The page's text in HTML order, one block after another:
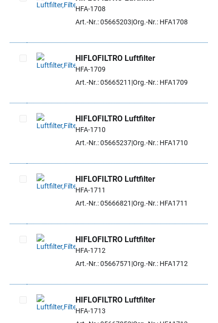
Artikel auswählen
HFA-1708
Art.-Nr.: 05665203 Org.-Nr.: HFA1708
Artikel auswählen
HIFLOFILTRO Luftfilter
HFA-1709
Art.-Nr.: 05665211 Org.-Nr.: HFA1709
Artikel auswählen
HIFLOFILTRO Luftfilter
HFA-1710
Art.-Nr.: 05665237Org.-Nr.: HFA1710
Artikel auswählen
HIFLOFILTRO Luftfilter
HFA-1711
Art.-Nr.: 05666821 Org.-Nr.: HFA1711
Artikel auswählen
HIFLOFILTRO Luftfilter
HFA-1712
Art.-Nr.: 05667571 Org.-Nr.: HFA1712
Artikel auswählen
HIFLOFILTRO Luftfilter
HFA-1713